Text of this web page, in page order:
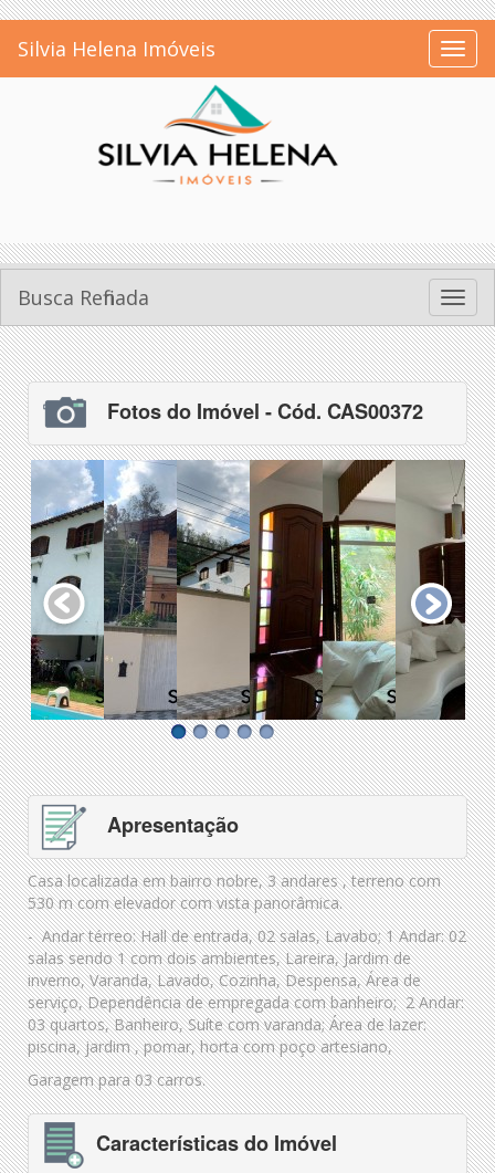
Toggle
Silvia Helena Imóveis
Toggle
Busca Refinada
Fotos do Imóvel - Cód. CAS00372
Apresentação
Casa localizada em bairro nobre, 3 andares , terreno com
530 m com elevador com vista panorâmica.
- Andar térreo: Hall de entrada, 02 salas, Lavabo; 1 Andar: 02
salas sendo 1 com dois ambientes, Lareira, Jardim de
inverno, Varanda, Lavado, Cozinha, Despensa, Área de
serviço, Dependência de empregada com banheiro; 2 Andar:
03 quartos, Banheiro, Suíte com varanda; Área de lazer:
piscina, jardim , pomar, horta com poço artesiano,
Garagem para 03 carros.
Características do Imóvel